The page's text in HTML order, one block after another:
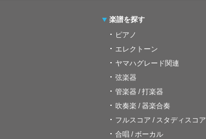
楽譜を探す
ピアノ
エレクトーン
ヤマハグレード関連
弦楽器
管楽器 / 打楽器
吹奏楽 / 器楽合奏
フルスコア / スタディスコア
合唱 / ボーカル